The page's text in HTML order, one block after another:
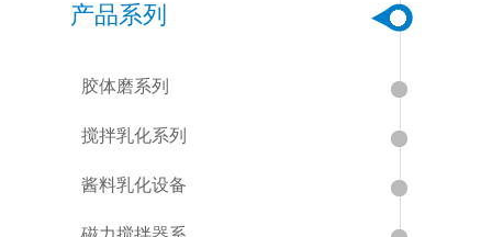
产品系列
胶体磨系列
搅拌乳化系列
酱料乳化设备